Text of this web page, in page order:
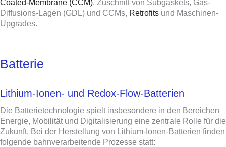
Coated-Membrane (CCM), Zuschnitt von Subgaskets, Gas-
Diffusions-Lagen (GDL) und CCMs, Retrofits und Maschinen-
Upgrades.
Batterie
Lithium-Ionen- und Redox-Flow-Batterien
Die Batterietechnologie spielt insbesondere in den Bereichen
Energie, Mobilität und Digitalisierung eine zentrale Rolle für die
Zukunft. Bei der Herstellung von Lithium-Ionen-Batterien finden
folgende bahnverarbeitende Prozesse statt: